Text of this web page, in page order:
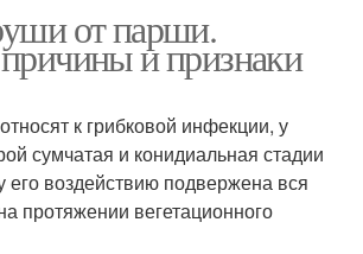
от парши.
и признаки
к грибковой инфекции, у
сумчатая и конидиальная стадии
его воздействию подвержена вся
протяжении вегетационного